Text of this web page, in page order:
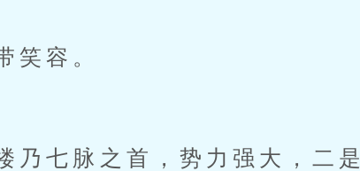
容。
七脉之首，势力强大，二是